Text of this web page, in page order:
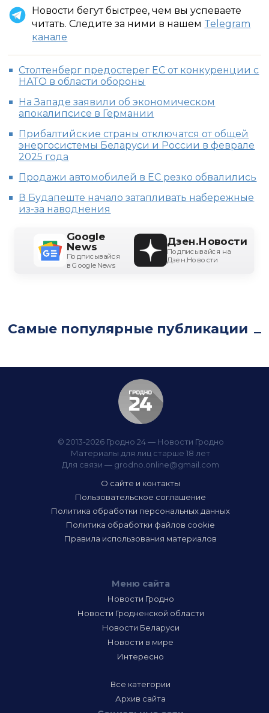
Новости бегут быстрее, чем вы успеваете
читать. Следите за ними в нашем Telegram
канале
Столтенберг предостерег ЕС от конкуренции с
НАТО в области обороны
На Западе заявили об экономическом
апокалипсисе в Германии
Прибалтийские страны отключатся от общей
энергосистемы Беларуси и России в феврале
2025 года
Продажи автомобилей в ЕС резко обвалились
В Будапеште начало затапливать набережные
из-за наводнения
Google
News
Подписывайся
в Google News
Дзен.Новости
Подписывайся на
Дзен.Новости
Самые популярные публикации
© 2013-2026 Гродно 24 — Новости Гродно
Материалы для лиц старше 18 лет
Для связи — grodno.online@gmail.com
О сайте и контакты
Пользовательское соглашение
Политика обработки персональных данных
Политика обработки файлов cookie
Правила использования материалов
Меню сайта
Новости Гродно
Новости Гродненской области
Новости Беларуси
Новости в мире
Интересно
Все категории
Архив сайта